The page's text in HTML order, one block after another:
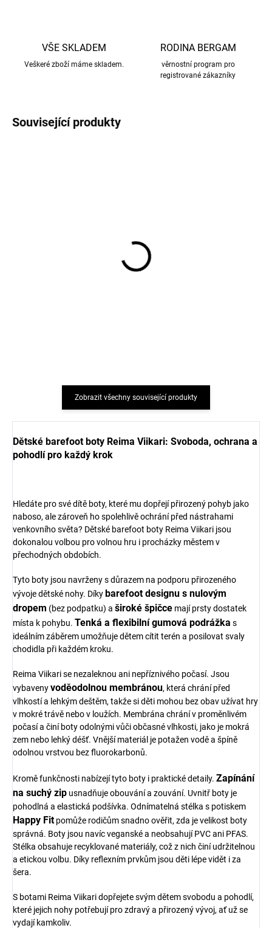
VŠE SKLADEM
Veškeré zboží máme skladem.
RODINA BERGAM
věrnostní program pro
registrované zákazníky
Související produkty
Zobrazit všechny související produkty
Dětské barefoot boty Reima Viikari: Svoboda, ochrana a
pohodlí pro každý krok
Hledáte pro své dítě boty, které mu dopřejí přirozený pohyb jako
naboso, ale zároveň ho spolehlivě ochrání před nástrahami
venkovního světa? Dětské barefoot boty Reima Viikari jsou
dokonalou volbou pro volnou hru i procházky městem v
přechodných obdobích.
Tyto boty jsou navrženy s důrazem na podporu přirozeného
vývoje dětské nohy. Díkybarefoot designu s nulovým
dropem (bez podpatku) a široké špičce mají prsty dostatek
místa k pohybu. Tenká a flexibilní gumová podrážka s
ideálním záběrem umožňuje dětem cítit terén a posilovat svaly
chodidla při každém kroku.
Reima Viikari se nezaleknou ani nepříznivého počasí. Jsou
vybavenyvoděodolnou membránou, která chrání před
vlhkostí a lehkým deštěm, takže si děti mohou bez obav užívat hry
v mokré trávě nebo v loužích. Membrána chrání v proměnlivém
počasí a činí boty odolnými vůči občasné vlhkosti, jako je mokrá
zem nebo lehký déšť. Vnější materiál je potažen vodě a špíně
odolnou vrstvou bez fluorokarbonů.
Kromě funkčnosti nabízejí tyto boty i praktické detaily. Zapínání
na suchý zip usnadňuje obouvání a zouvání. Uvnitř boty je
pohodlná a elastická podšívka. Odnímatelná stélka s potiskem
Happy Fitpomůže rodičům snadno ověřit, zda je velikost boty
správná. Boty jsou navíc veganské a neobsahují PVC ani PFAS.
Stélka obsahuje recyklované materiály, což z nich činí udržitelnou
a etickou volbu. Díky reflexním prvkům jsou děti lépe vidět i za
šera.
S botami Reima Viikari dopřejete svým dětem svobodu a pohodlí,
které jejich nohy potřebují pro zdravý a přirozený vývoj, ať už se
vydají kamkoliv.